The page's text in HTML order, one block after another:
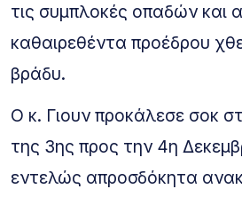
τις συμπλοκές οπαδών και
καθαιρεθέντα προέδρου
βράδυ.
Ο κ. Γιουν προκάλεσε σοκ
της 3ης προς την 4η
εντελώς απροσδόκητα